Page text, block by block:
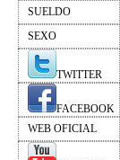
SUELDO
SEXO
TWITTER
FACEBOOK
WEB OFICIAL